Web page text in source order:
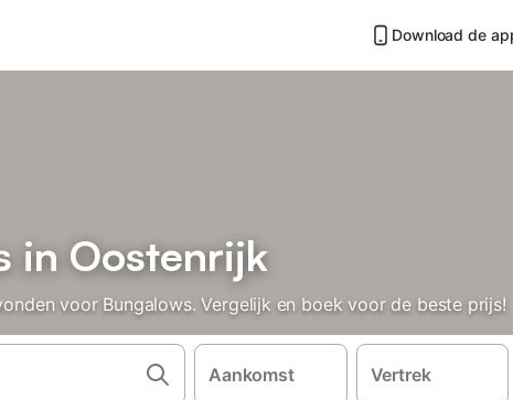
Download de
in Oostenrijk
voor Bungalows. Vergelijk en boek voor de beste prijs!
Aankomst Vertrek